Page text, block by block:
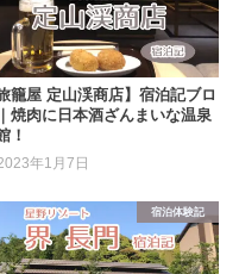
旅籠屋 定山渓商店】宿泊記ブロ
焼肉に日本酒ざんまいな温泉
！
年1月7日
宿泊体験記